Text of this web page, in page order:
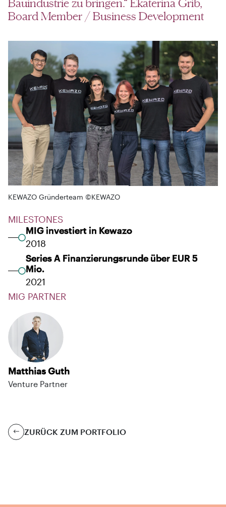
Bauindustrie zu bringen.“ Ekaterina Grib,
Board Member / Business Development
KEWAZO Gründerteam ©KEWAZO
MILESTONES
MIG investiert in Kewazo
2018
Series A Finanzierungsrunde über EUR 5
Mio.
2021
MIG PARTNER
Matthias Guth
Venture Partner
ZURÜCK ZUM PORTFOLIO